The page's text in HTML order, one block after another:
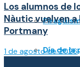
Día de la
Los alumnos de
Nàutic vuelven
Portmany
1 de agosto de 2026